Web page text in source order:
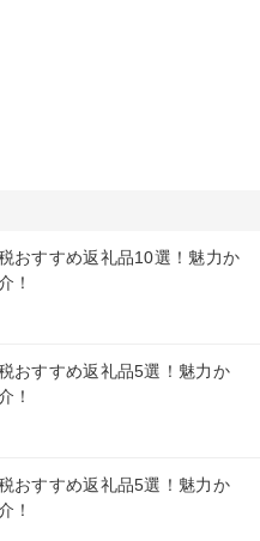
おすすめ返礼品10選！魅力か
！
おすすめ返礼品5選！魅力か
！
おすすめ返礼品5選！魅力か
！